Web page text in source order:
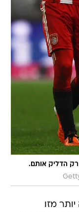
רק הדליק אותם.
מזו